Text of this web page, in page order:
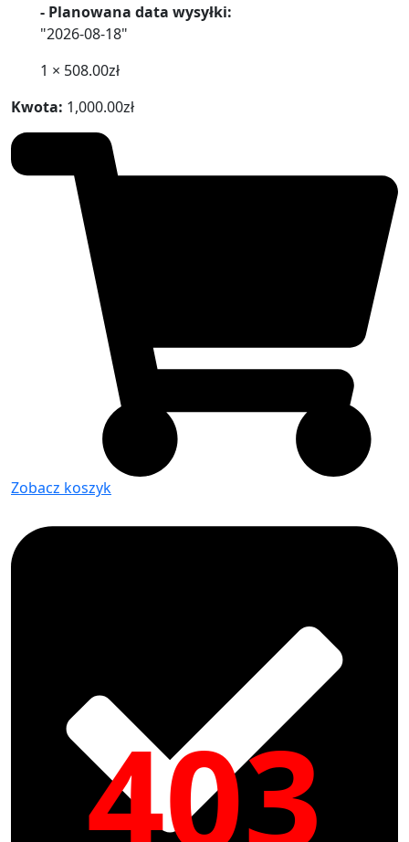
- Planowana data wysyłki:
"2026-08-18"
1 × 508.00zł
Kwota: 1,000.00zł
Zobacz koszyk
403